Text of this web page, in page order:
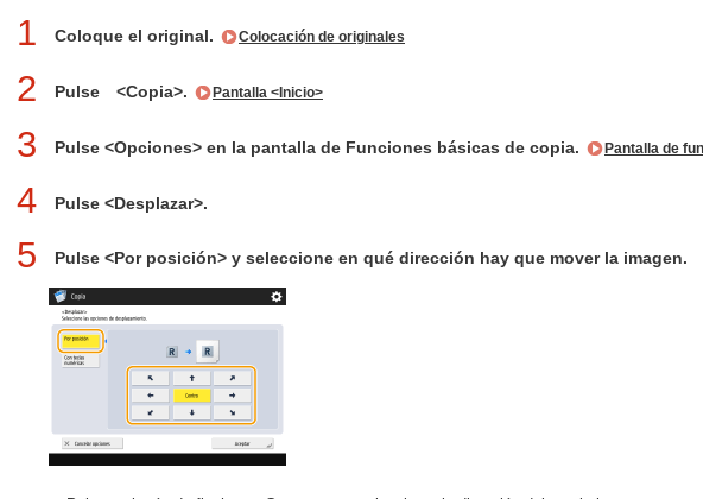
1 Coloque el original. Colocación de originales
2 Pulse <Copia>. Pantalla <Inicio>
3 Pulse <Opciones> en la pantalla de Funciones básicas de copia. Pantalla de
4 Pulse <Desplazar>.
5 Pulse <Por posición> y seleccione en qué dirección hay que mover la imagen.